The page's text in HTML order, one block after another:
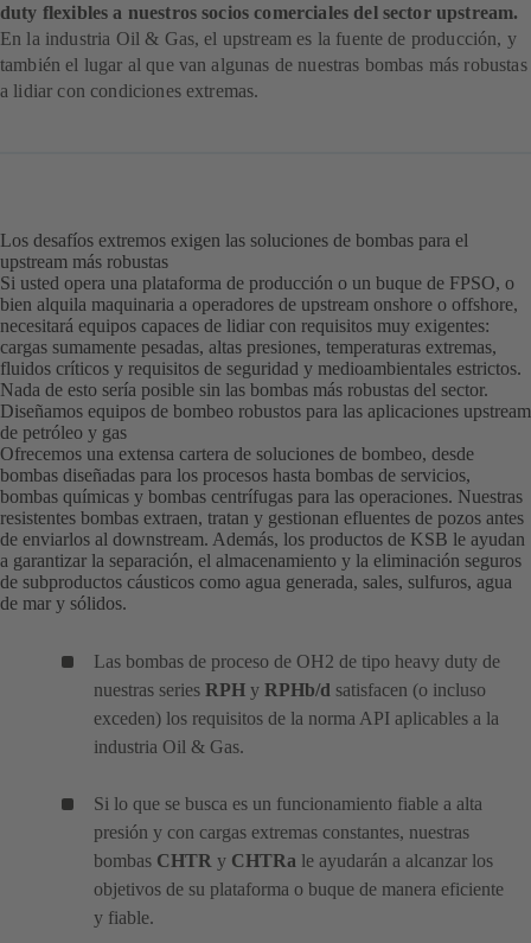
duty flexibles a nuestros socios comerciales del sector upstream.
En la industria Oil & Gas, el upstream es la fuente de producción, y
también el lugar al que van algunas de nuestras bombas más robustas
a lidiar con condiciones extremas.
Los desafíos extremos exigen las soluciones de bombas para el
upstream más robustas
Si usted opera una plataforma de producción o un buque de FPSO, o
bien alquila maquinaria a operadores de upstream onshore o offshore,
necesitará equipos capaces de lidiar con requisitos muy exigentes:
cargas sumamente pesadas, altas presiones, temperaturas extremas,
fluidos críticos y requisitos de seguridad y medioambientales estrictos.
Nada de esto sería posible sin las bombas más robustas del sector.
Diseñamos equipos de bombeo robustos para las aplicaciones upstream
de petróleo y gas
Ofrecemos una extensa cartera de soluciones de bombeo, desde
bombas diseñadas para los procesos hasta bombas de servicios,
bombas químicas y bombas centrífugas para las operaciones. Nuestras
resistentes bombas extraen, tratan y gestionan efluentes de pozos antes
de enviarlos al downstream. Además, los productos de KSB le ayudan
a garantizar la separación, el almacenamiento y la eliminación seguros
de subproductos cáusticos como agua generada, sales, sulfuros, agua
de mar y sólidos.
Las bombas de proceso de OH2 de tipo heavy duty de
nuestras series RPH y RPHb/d satisfacen (o incluso
exceden) los requisitos de la norma API aplicables a la
industria Oil & Gas.
Si lo que se busca es un funcionamiento fiable a alta
presión y con cargas extremas constantes, nuestras
bombas CHTR y CHTRa le ayudarán a alcanzar los
objetivos de su plataforma o buque de manera eficiente
y fiable.